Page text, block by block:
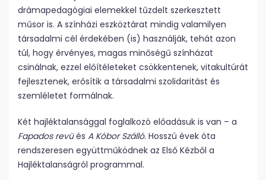
drámapedagógiai elemekkel tűzdelt szerkesztett
műsor is. A színházi eszköztárat mindig valamilyen
társadalmi cél érdekében (is) használják, tehát azon
túl, hogy érvényes, magas minőségű színházat
csinálnak, ezzel előítéleteket csökkentenek, vitakultúrát
fejlesztenek, erősítik a társadalmi szolidaritást és
szemléletet formálnak.
Két hajléktalansággal foglalkozó előadásuk is van – a
Fapados revüés A Kóbor Szálló. Hosszú évek óta
rendszeresen együttműködnek az Első Kézből a
Hajléktalanságról programmal.